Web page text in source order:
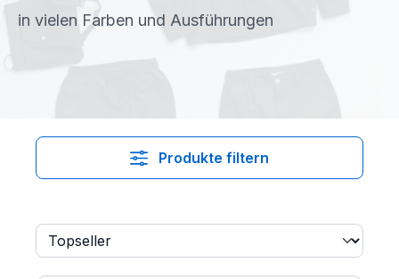
in vielen Farben und Ausführungen
Produkte filtern